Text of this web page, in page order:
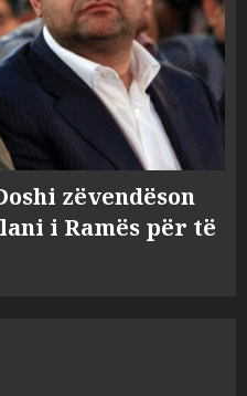
zëvendëson
i Ramës për të